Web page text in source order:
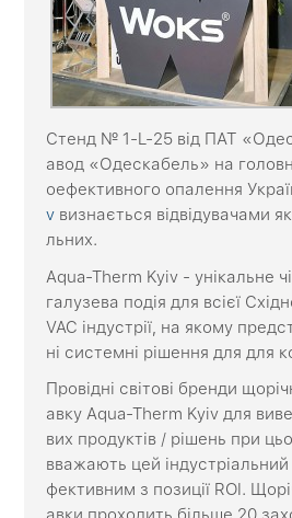
Стенд № 1-L-25 від ПАТ
авод «Одескабель» на
оефективного опалення
v визнається відвідувачами
льних.
Aqua-Therm Kyiv - унікальне
галузева подія для всієї
VAC індустрії, на якому
ні системні рішення для для
Провідні світові бренди
авку Aqua-Therm Kyiv для
вих продуктів / рішень при
вважають цей
фективним з позиції ROI.